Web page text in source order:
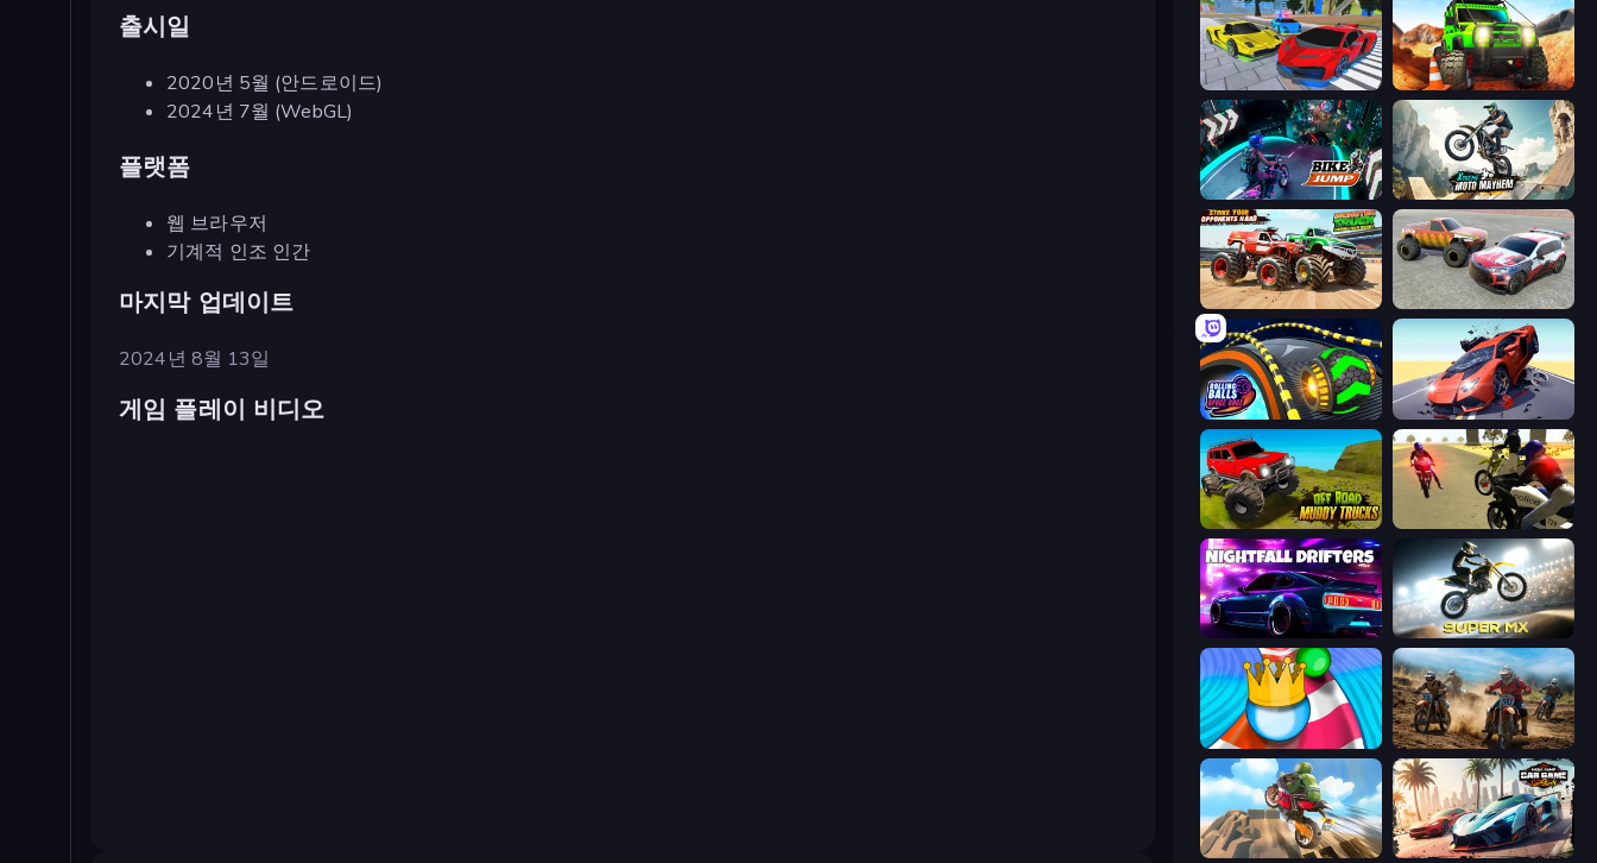
출시일
2020년 5월 (안드로이드)
2024년 7월 (WebGL)
플랫폼
웹 브라우저
기계적 인조 인간
마지막 업데이트
2024년 8월 13일
게임 플레이 비디오
Real Cars Extreme Racing Offroad Life 3D
Bike Jump Xtreme Moto Mayhem
Monster Truck Demolition Derby Limitless
Rolling Balls Space Race Hyper Cars Ramp Crash
Offroad Muddy Trucks 3D Moto Simulator 2
Nightfall Drifters Super MX - Last Season
Aquapark Balls Party Motocross Dirt Bike Race Games
Cartoon Moto Stunt Mega Ramp Car Game: Car Stunts